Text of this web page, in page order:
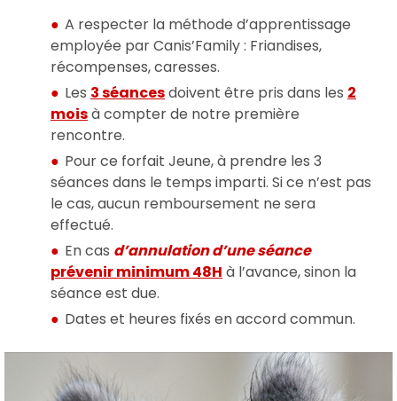
A respecter la méthode d’apprentissage
employée par Canis’Family : Friandises,
récompenses, caresses.
Les 3 séancesdoivent être pris dans les 2
moisà compter de notre première
rencontre.
Pour ce forfait Jeune, à prendre les 3
séances dans le temps imparti. Si ce n’est pas
le cas, aucun remboursement ne sera
effectué.
En cas d’annulation d’une séance
prévenir minimum 48H à l’avance, sinon la
séance est due.
Dates et heures fixés en accord commun.